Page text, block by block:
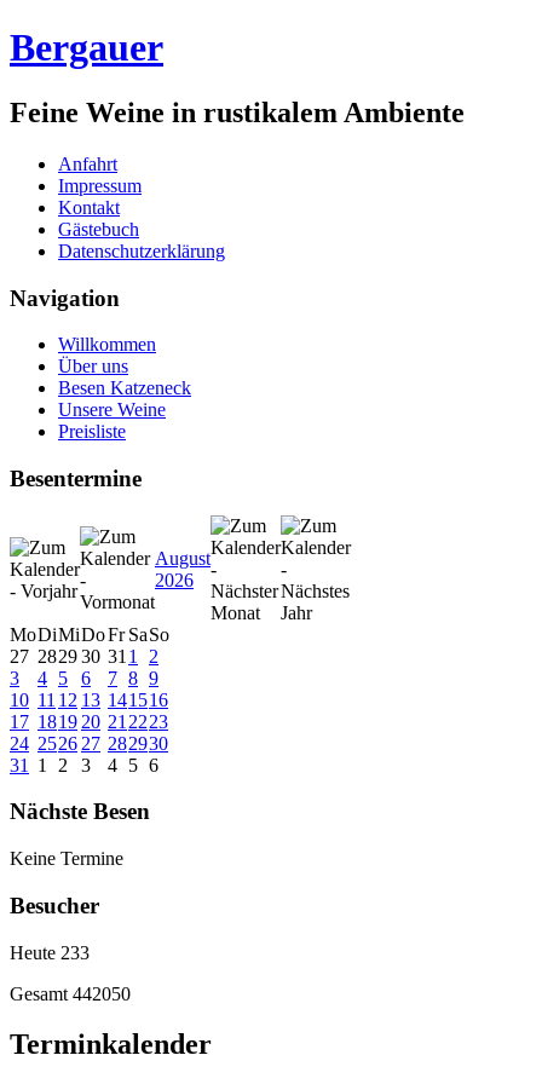
Bergauer
Feine Weine in rustikalem Ambiente
Anfahrt
Impressum
Kontakt
Gästebuch
Datenschutzerklärung
Navigation
Willkommen
Über uns
Besen Katzeneck
Unsere Weine
Preisliste
Besentermine
August
2026
MoDiMiDoFr SaSo
27 282930 31 1
2
3
4 5 6 7 8 9
10 11 12 13 141516
17 1819 20 21 2223
24 2526 27 282930
31
1 2 3 4 5 6
Nächste Besen
Keine Termine
Besucher
Heute 233
Gesamt 442050
Terminkalender